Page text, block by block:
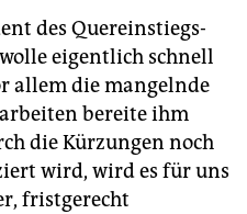
des Quereinstiegs-
eigentlich schnell
allem die mangelnde
bereite ihm
die Kürzungen noch
wird, wird es für uns
fristgerecht